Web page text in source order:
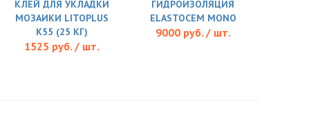
КЛЕЙ ДЛЯ УКЛАДКИ
МОЗАИКИ LITOPLUS
K55 (25 КГ)
1525 руб. / шт.
ГИДРОИЗОЛЯЦИЯ
ELASTOCEM MONO
9000 руб. / шт.